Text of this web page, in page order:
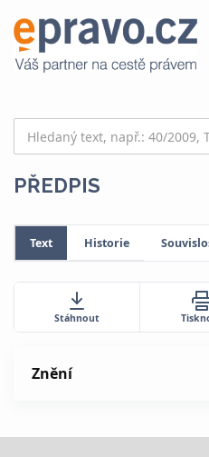
PŘEDPIS
Text Historie
Stáhnout
Znění